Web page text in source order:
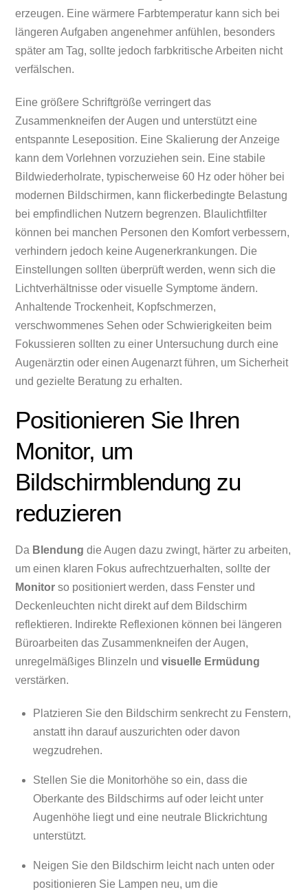
erzeugen. Eine wärmere Farbtemperatur kann sich bei
längeren Aufgaben angenehmer anfühlen, besonders
später am Tag, sollte jedoch farbkritische Arbeiten nicht
verfälschen.
Eine größere Schriftgröße verringert das
Zusammenkneifen der Augen und unterstützt eine
entspannte Leseposition. Eine Skalierung der Anzeige
kann dem Vorlehnen vorzuziehen sein. Eine stabile
Bildwiederholrate, typischerweise 60 Hz oder höher bei
modernen Bildschirmen, kann flickerbedingte Belastung
bei empfindlichen Nutzern begrenzen. Blaulichtfilter
können bei manchen Personen den Komfort verbessern,
verhindern jedoch keine Augenerkrankungen. Die
Einstellungen sollten überprüft werden, wenn sich die
Lichtverhältnisse oder visuelle Symptome ändern.
Anhaltende Trockenheit, Kopfschmerzen,
verschwommenes Sehen oder Schwierigkeiten beim
Fokussieren sollten zu einer Untersuchung durch eine
Augenärztin oder einen Augenarzt führen, um Sicherheit
und gezielte Beratung zu erhalten.
Positionieren Sie Ihren
Monitor, um
Bildschirmblendung zu
reduzieren
Da Blendung die Augen dazu zwingt, härter zu arbeiten,
um einen klaren Fokus aufrechtzuerhalten, sollte der
Monitor so positioniert werden, dass Fenster und
Deckenleuchten nicht direkt auf dem Bildschirm
reflektieren. Indirekte Reflexionen können bei längeren
Büroarbeiten das Zusammenkneifen der Augen,
unregelmäßiges Blinzeln undvisuelle Ermüdung
verstärken.
Platzieren Sie den Bildschirm senkrecht zu Fenstern,
anstatt ihn darauf auszurichten oder davon
wegzudrehen.
Stellen Sie die Monitorhöhe so ein, dass die
Oberkante des Bildschirms auf oder leicht unter
Augenhöhe liegt und eine neutrale Blickrichtung
unterstützt.
Neigen Sie den Bildschirm leicht nach unten oder
positionieren Sie Lampen neu, um die